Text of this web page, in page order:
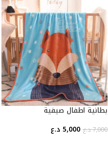
بطانية اطفال صيفية
7,000د.ع 5,000 د.ع